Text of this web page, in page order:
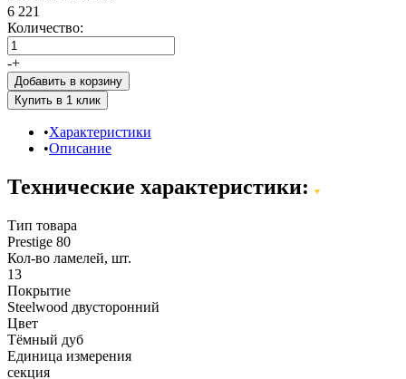
6 221
Количество:
-+
Добавить в корзину
Характеристики
Описание
Технические характеристики:
Тип товара
Prestige 80
Кол-во ламелей, шт.
13
Покрытие
Steelwood двусторонний
Цвет
Тёмный дуб
Единица измерения
секция